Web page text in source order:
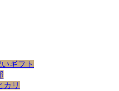
ギフト
カリ